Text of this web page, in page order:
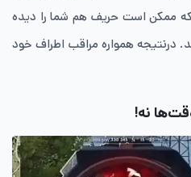
که ممکن است حریف هم شما را دیده
همواره مراقب اطراف خود
نه!